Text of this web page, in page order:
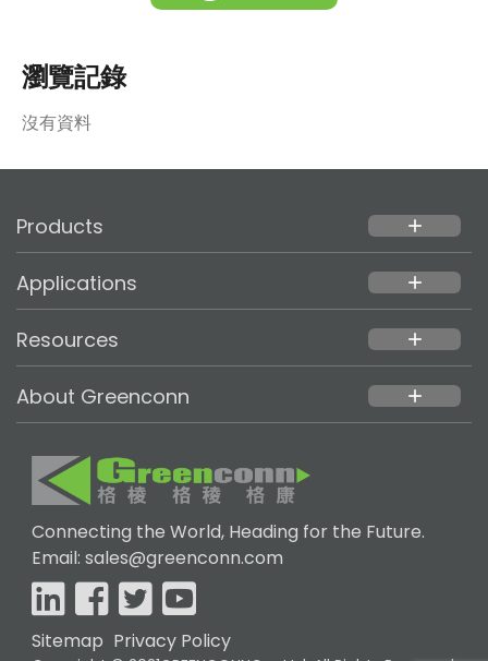
瀏覽記錄
沒有資料
Products add
Applications add
Resources add
About Greenconn add
Connecting the World, Heading for the Future.
Email: sales@greenconn.com
Sitemap Privacy Policy